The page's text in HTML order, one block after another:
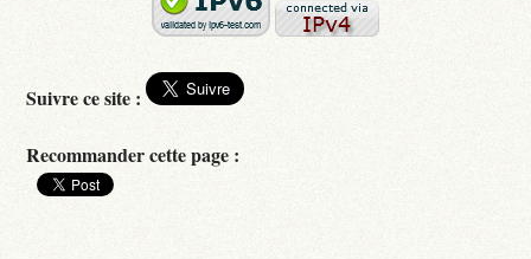
Suivre ce site :
Recommander cette page :